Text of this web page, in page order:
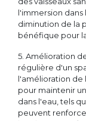
l'immersion dans
diminution de la
bénéfique pour
5. Amélioration
régulière d'un
l'amélioration de
pour maintenir
dans l'eau, tels
peuvent